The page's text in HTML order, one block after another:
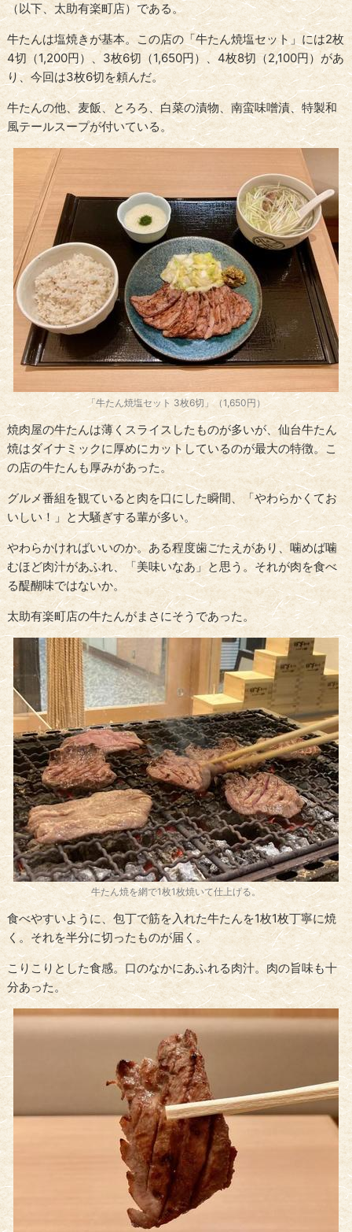
（以下、太助有楽町店）である。
牛たんは塩焼きが基本。この店の「牛たん焼塩セット」には2枚
4切（1,200円）、3枚6切（1,650円）、4枚8切（2,100円）があ
り、今回は3枚6切を頼んだ。
牛たんの他、麦飯、とろろ、白菜の漬物、南蛮味噌漬、特製和
風テールスープが付いている。
「牛たん焼塩セット 3枚6切」（1,650円）
焼肉屋の牛たんは薄くスライスしたものが多いが、仙台牛たん
焼はダイナミックに厚めにカットしているのが最大の特徴。こ
の店の牛たんも厚みがあった。
グルメ番組を観ていると肉を口にした瞬間、「やわらかくてお
いしい！」と大騒ぎする輩が多い。
やわらかければいいのか。ある程度歯ごたえがあり、噛めば噛
むほど肉汁があふれ、「美味いなあ」と思う。それが肉を食べ
る醍醐味ではないか。
太助有楽町店の牛たんがまさにそうであった。
牛たん焼を網で1枚1枚焼いて仕上げる。
食べやすいように、包丁で筋を入れた牛たんを1枚1枚丁寧に焼
く。それを半分に切ったものが届く。
こりこりとした食感。口のなかにあふれる肉汁。肉の旨味も十
分あった。